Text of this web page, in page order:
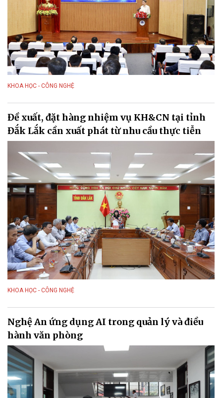
KHOA HỌC - CÔNG NGHỆ
Đề xuất, đặt hàng nhiệm vụ KH&CN tại tỉnh
Đắk Lắk cần xuất phát từ nhu cầu thực tiễn
KHOA HỌC - CÔNG NGHỆ
Nghệ An ứng dụng AI trong quản lý và điều
hành văn phòng